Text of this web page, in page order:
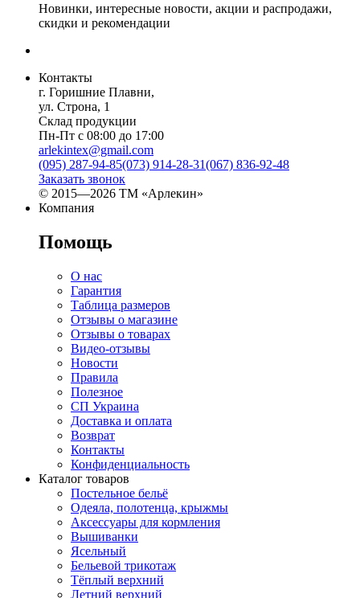
Новинки, интересные новости, акции и распродажи,
скидки и рекомендации
Контакты
г. Горишние Плавни,
ул. Строна, 1
Склад продукции
Пн-Пт с 08:00 до 17:00
arlekintex@gmail.com
(095) 287-94-85(073) 914-28-31(067) 836-92-48
Заказать звонок
© 2015—2026 ТМ «Арлекин»
Компания
Помощь
О нас
Гарантия
Таблица размеров
Отзывы о магазине
Отзывы о товарах
Видео-отзывы
Новости
Правила
Полезное
СП Украина
Доставка и оплата
Возврат
Контакты
Конфиденциальность
Каталог товаров
Постельное бельё
Одеяла, полотенца, крыжмы
Аксессуары для кормления
Вышиванки
Ясельный
Бельевой трикотаж
Тёплый верхний
Летний верхний